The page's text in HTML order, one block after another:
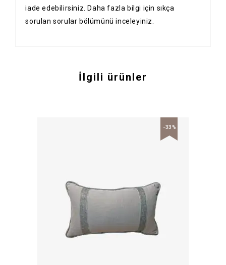
iade edebilirsiniz. Daha fazla bilgi için sıkça
sorulan sorular bölümünü inceleyiniz.
İlgili ürünler
-33%